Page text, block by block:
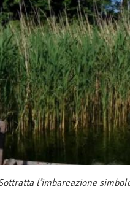
l’imbarcazione